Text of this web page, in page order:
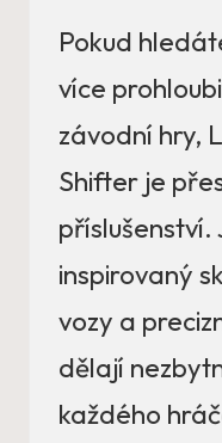
Pokud
více
závodní hry,
Shifter je
příslušenství.
inspirovaný
vozy a
dělají
každého